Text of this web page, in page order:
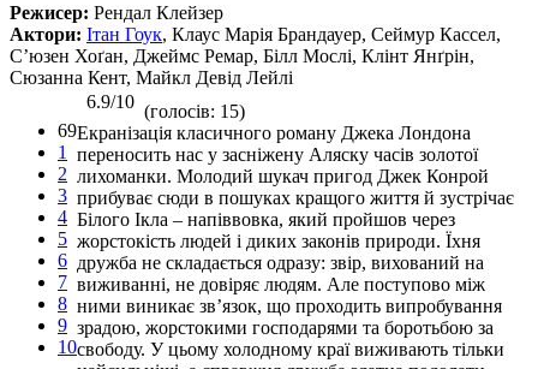
Режисер: Рендал Клейзер
Актори: Ітан Гоук, Клаус Марія Брандауер, Сеймур Кассел,
С’юзен Хоґан, Джеймс Ремар, Білл Мослі, Клінт Янґрін,
Сюзанна Кент, Майкл Девід Лейлі
69
1
2
3
4
5
6
7
8
9
10
6.9/10 (голосів: 15)
Екранізація класичного роману Джека Лондона
переносить нас у засніжену Аляску часів золотої
лихоманки. Молодий шукач пригод Джек Конрой
прибуває сюди в пошуках кращого життя й зустрічає
Білого Ікла – напіввовка, який пройшов через
жорстокість людей і диких законів природи. Їхня
дружба не складається одразу: звір, вихований на
виживанні, не довіряє людям. Але поступово між
ними виникає зв’язок, що проходить випробування
зрадою, жорстокими господарями та боротьбою за
свободу. У цьому холодному краї виживають тільки